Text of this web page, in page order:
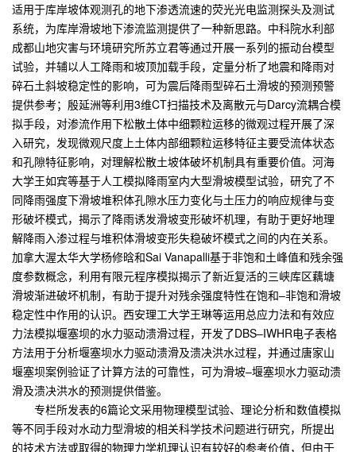
适用于库岸坡体观测孔的地下渗透流速的荧光光电监测探头及测试
系统，为库岸滑坡地下渗流监测提供了一种新思路。中科院水利部
成都山地灾害与环境研究所苏立君等通过开展一系列的振动台模型
试验，并辅以人工降雨和坡顶加载手段，定量分析了地震和降雨对
碎石土斜坡稳定性的影响，可为震后降雨型碎石土滑坡的预测预警
提供参考；殷延洲等利用3维CT扫描技术及离散元与Darcy流耦合模
拟手段，对渗流作用下松散土体中细颗粒运移的微观过程开展了深
入研究，发现微观尺度上土体内部细颗粒运移特征主要受流体状态
和孔隙特征影响，对理解松散土坡体破坏机制具有重要价值。河海
大学王如宾等基于人工模拟降雨室内大型滑坡模型试验，研究了不
同降雨强度下滑坡堆积体孔隙水压力变化与土压力的响应规律与变
形破坏模式，揭示了降雨诱发滑坡变形破坏机理，有助于更好地理
解降雨入渗过程与堆积体滑坡变形失稳破坏模式之间的内在关系。
加拿大渥太华大学杨修晗和Sai Vanapalli基于非饱和土峰值和残余强
度参数概念，利用有限元程序模拟揭示了新近复活的三峡库区藕塘
滑坡渐进破坏机制，有助于提升对残余强度特性在饱和–非饱和滑坡
稳定性中作用的认识。西安理工大学王琳等运用总应力法和有效应
力法模拟堰塞坝的水力驱动溃滑过程，开发了DBS–IWHR电子表格
方法用于分析堰塞坝水力驱动溃滑及溃决洪水过程，并通过唐家山
堰塞坝案例验证了计算方法的可靠性，可为滑坡–堰塞坝水力驱动溃
滑及溃决洪水的预测提供借鉴。
专栏所发表的6篇论文采用物理模型试验、理论分析和数值模拟
等不同手段对水动力型滑坡的相关科学技术问题进行研究，所提出
的技术方法或取得的物理力学机理认识有较好的参考价值，但由于